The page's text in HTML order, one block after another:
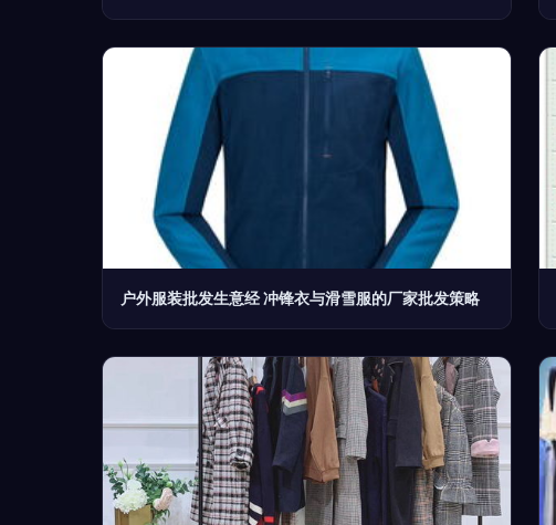
户外服装批发生意经 冲锋衣与滑雪服的厂家批发策略